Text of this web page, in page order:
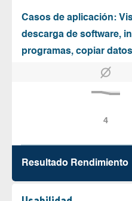
Casos de aplicación:
descarga de software,
programas, copiar datos
Resultado Rendimiento